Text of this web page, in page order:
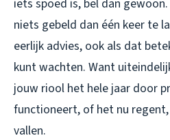
iets spoed is, bel dan
niets gebeld dan één keer te
eerlijk advies, ook als dat
kunt wachten. Want
jouw riool het hele jaar door
functioneert, of het nu
vallen.